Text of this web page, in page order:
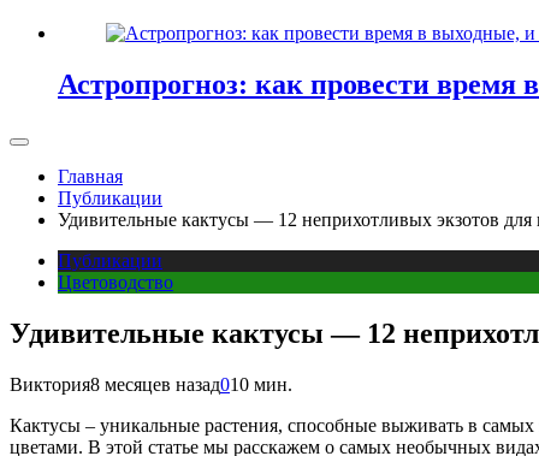
Астропрогноз: как провести
Главная
Публикации
Удивительные кактусы — 12 неприхотливых экзотов для
Публикации
Цветоводство
Удивительные кактусы — 12
Виктория8 месяцев назад010 мин.
Кактусы – уникальные растения, способные выживать в
цветами. В этой статье мы расскажем о самых необычных